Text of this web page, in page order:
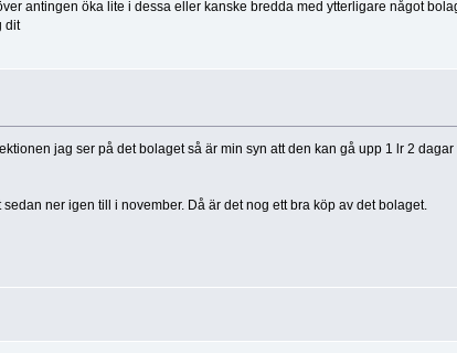
antingen öka lite i dessa eller kanske bredda med ytterligare något
dit
jag ser på det bolaget så är min syn att den kan gå upp 1 lr 2 dagar
ner igen till i november. Då är det nog ett bra köp av det bolaget.